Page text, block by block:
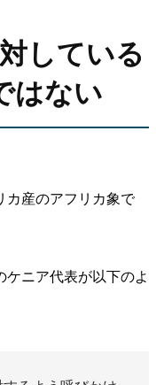
している
はない
カ産のアフリカ象で
ケニア代表が以下のよ